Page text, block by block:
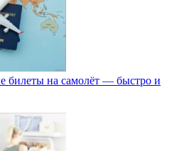
билеты на самолёт — быстро и